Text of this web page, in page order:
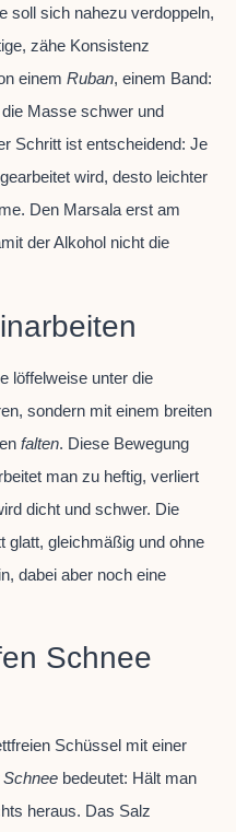
soll sich nahezu verdoppeln,
zähe Konsistenz
einem Ruban, einem Band:
Masse schwer und
Schritt ist entscheidend: Je
wird, desto leichter
Den Marsala erst am
der Alkohol nicht die
löffelweise unter die
sondern mit einem breiten
falten. Diese Bewegung
man zu heftig, verliert
dicht und schwer. Die
glatt, gleichmäßig und ohne
dabei aber noch eine
Schnee
Schüssel mit einer
bedeutet: Hält man
heraus. Das Salz